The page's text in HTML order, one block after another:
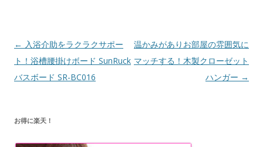
投
稿
ナ
ー
シ
← 入浴介助をラクラクサポー
ト！浴槽腰掛けボード SunRuck
バスボード SR-BC016
温かみがありお部屋の雰囲気に
マッチする！木製クローゼット
ハンガー →
お得に楽天！